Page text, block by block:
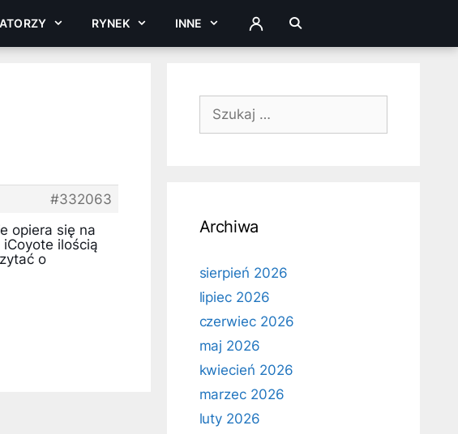
RYNEK INNE ZALOGUJ
#332063
opiera się na
iCoyote ilością
o
Szukaj:
Archiwa
sierpień 2026
lipiec 2026
czerwiec 2026
maj 2026
kwiecień 2026
marzec 2026
luty 2026